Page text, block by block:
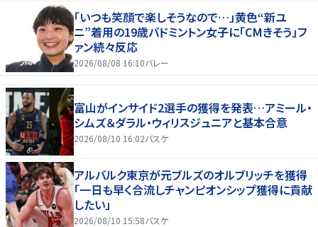
「いつも笑顔で楽しそうなので…」黄色“新ユ
ニ”着用の19歳バドミントン女子に「CMきそう」フ
ァン続々反応
2026/08/08 16:10バレー
富山がインサイド2選手の獲得を発表…アミール・
シムズ＆ダラル・ウィリスジュニアと基本合意
2026/08/10 16:02バスケ
アルバルク東京が元ブルズのオルブリッチを獲得
「一日も早く合流しチャンピオンシップ獲得に貢献
したい」
2026/08/10 15:58バスケ